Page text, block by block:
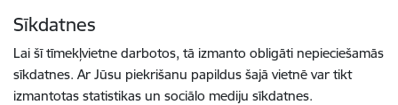
Sīkdatnes
Lai šī tīmekļvietne darbotos, tā izmanto obligāti nepieciešamās
sīkdatnes. Ar Jūsu piekrišanu papildus šajā vietnē var tikt
izmantotas statistikas un sociālo mediju sīkdatnes.